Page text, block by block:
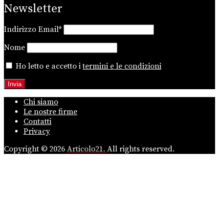
Newsletter
Indirizzo Email*
Nome
Ho letto e accetto itermini e le condizioni
Chi siamo
Le nostre firme
Contatti
Privacy
Copyright © 2026 Articolo21. All rights reserved.